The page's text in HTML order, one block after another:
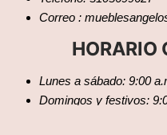
Correo :
HORARIO
Lunes a sábado: 9:00
Domingos y festivos: